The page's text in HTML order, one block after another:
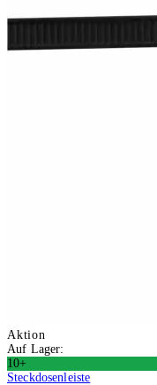
Aktion
Auf Lager:
10+
Steckdosenleiste